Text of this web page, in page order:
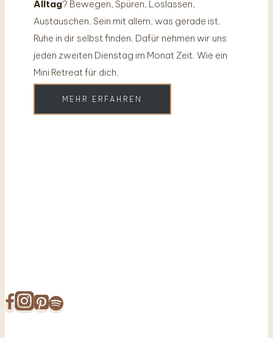
Alltag? Bewegen, Spüren, Loslassen,
Austauschen. Sein mit allem, was gerade ist.
Ruhe in dir selbst finden. Dafür nehmen wir uns
jeden zweiten Dienstag im Monat Zeit. Wie ein
Mini Retreat für dich.
MEHR ERFAHREN